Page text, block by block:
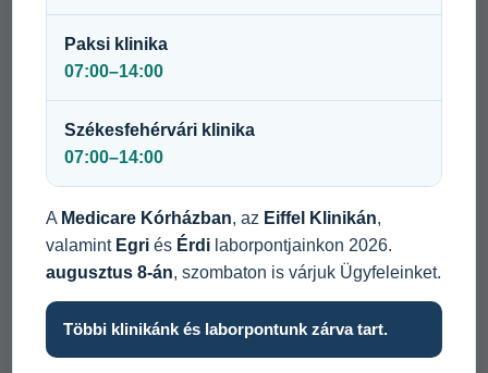
és biztosítója.
Dinamikusan fejlődő, bővülő csapatunkba
kollégát keresünk.
Orvosi diploma, szakirányú szakvizsga
Elkötelezettség a minőségi ellátás iránt
Páciensközpontú hozzáállás
Önálló munkavégzési képesség, precíz munkavégzés, jó
kommunikációs készségek
Amit kínálunk:
Paksi klinika
07:00–14:00
Székesfehérvári klinika
07:00–14:00
A Medicare Kórházban, az Eiffel Klinikán,
valamint Egri és Érdi laborpontjainkon 2026.
augusztus 8-án, szombaton is várjuk Ügyfeleinket.
Többi klinikánk és laborpontunk zárva tart.